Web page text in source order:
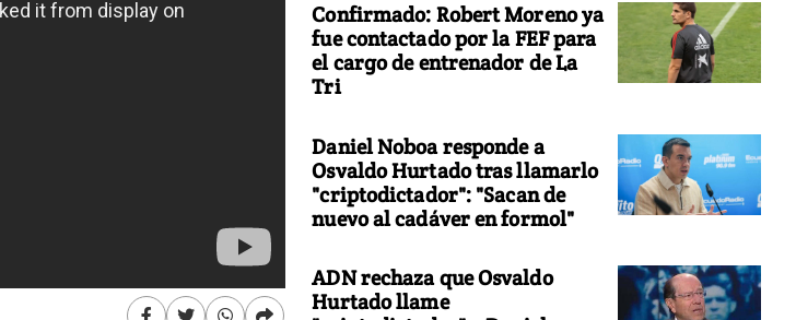
Confirmado: Robert Moreno ya
fue contactado por la FEF para
el cargo de entrenador de La
Tri
Daniel Noboa responde a
Osvaldo Hurtado tras llamarlo
"criptodictador": "Sacan de
nuevo al cadáver en formol"
ADN rechaza que Osvaldo
Hurtado llame